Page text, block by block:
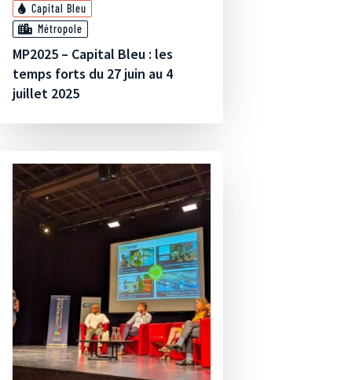
Capital Bleu
Métropole
MP2025 – Capital Bleu : les
temps forts du 27 juin au 4
juillet 2025